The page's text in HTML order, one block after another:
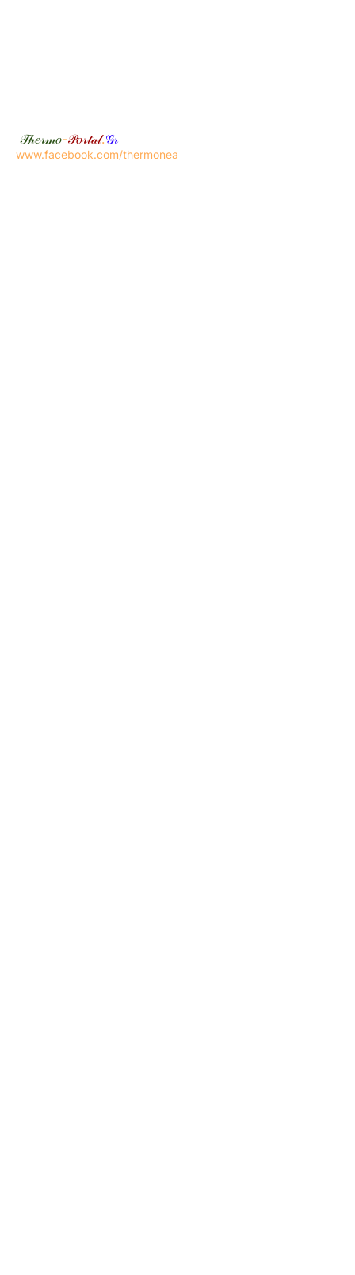
𝒯𝒽𝑒𝓇𝓂𝑜-𝒫𝑜𝓇𝓉𝒶𝓁.𝒢𝓇
www.facebook.com/thermonea